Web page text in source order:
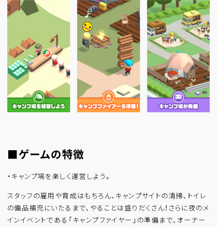
■ゲームの特徴
・キャンプ場を楽しく運営しよう。
スタッフの雇用や育成はもちろん、キャンプサイトの清掃、トイレ
の備品補充にいたるまで、やることは盛りだくさん！さらに夜のメ
インイベントである「キャンプファイヤー」の準備まで、オーナー